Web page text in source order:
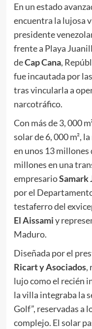
En un estado
encuentra la lujosa
presidente
frente a Playa
deCap Cana,
fue incautada por
tras vincularla a
narcotráfico.
Con más de 3, 000
solar de 6, 000 m²,
en unos 13 millones
millones en una
empresarioSamark
por el
testaferro del
El Aissamiy
Maduro.
Diseñada por el
Ricart y Asociados,
lujo como el recién
la villa integraba la
Golf”, reservadas a
complejo. El solar